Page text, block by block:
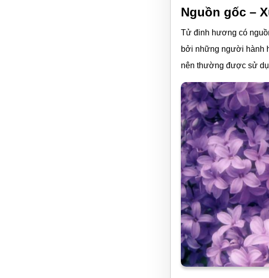
Nguồn gốc –
Tử đinh hương có
bởi những người hành
nên thường được sử